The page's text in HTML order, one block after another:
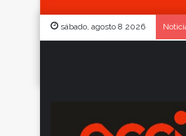
sábado, agosto 8 2026
Actualidad